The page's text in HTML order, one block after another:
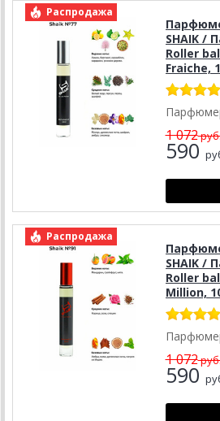
Распродажа
SHAIK /
Roller
Fraiche,
1 072
590
Распродажа
SHAIK /
Roller
Million,
1 072
590